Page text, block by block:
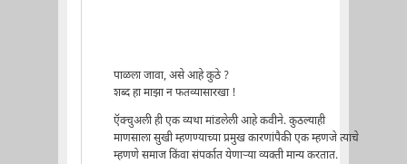
पाळला जावा, असे आहे कुठे ?
शब्द हा माझा न फतव्यासारखा !
ऍक्चुअली ही एक व्यथा मांडलेली आहे कवीने. कुठल्याही
माणसाला सुखी म्हणण्याच्या प्रमुख कारणांपैकी एक म्हणजे त्याचे
म्हणणे समाज किंवा संपर्कात येणार्‍या व्यक्ती मान्य करतात.